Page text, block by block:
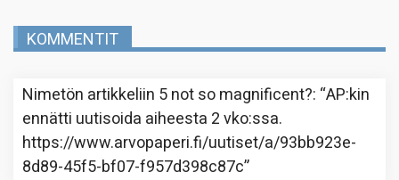
KOMMENTIT
Nimetön artikkeliin 5 not so magnificent?: “AP:kin
ennätti uutisoida aiheesta 2 vko:ssa.
https://www.arvopaperi.fi/uutiset/a/93bb923e-
8d89-45f5-bf07-f957d398c87c”